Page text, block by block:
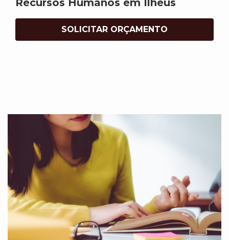
Recursos Humanos em Ilhéus
SOLICITAR ORÇAMENTO